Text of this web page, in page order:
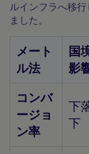
ルインフラへ移行
ました。
メート
ル法
国
影
コンバ
ージョ
ン率
下
下